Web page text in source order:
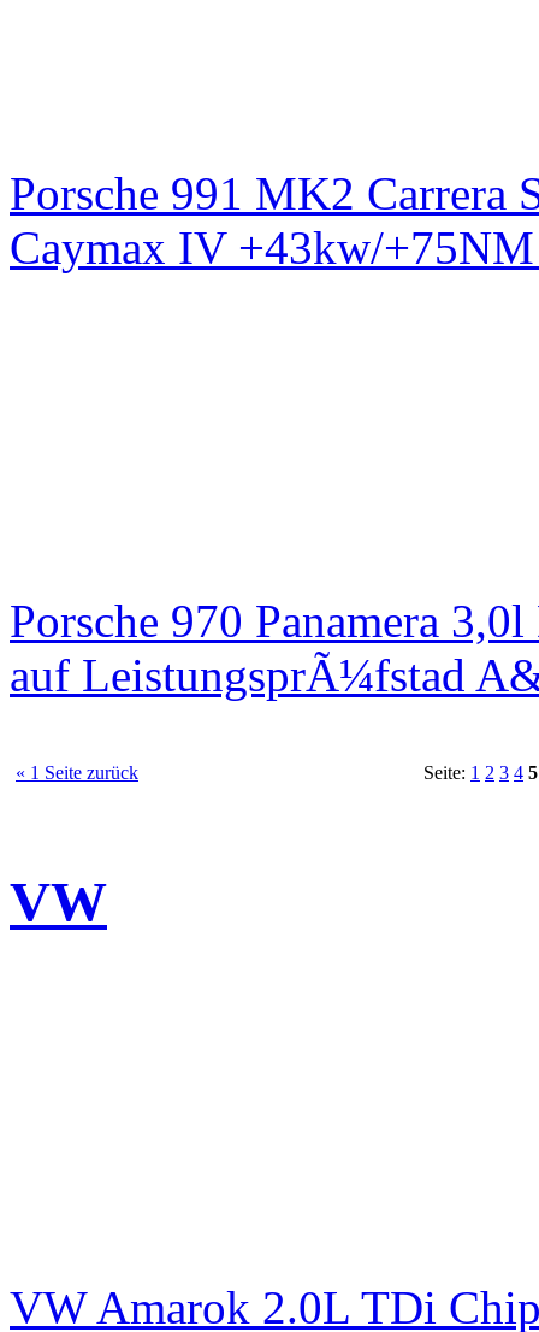
Porsche 991 MK2 Carrera
Caymax IV +43kw/
Porsche 970 Panamera
auf LeistungsprÃ¼fstad
« 1 Seite zurück Seite: 1 2 3 4 5
VW
VW Amarok 2.0L TDi